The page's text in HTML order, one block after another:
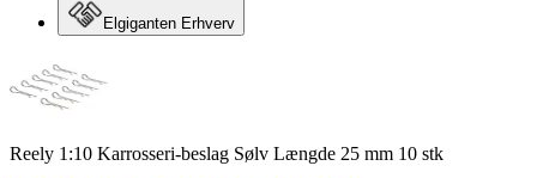
Elgiganten Erhverv
Reely 1:10 Karrosseri-beslag Sølv Længde 25 mm 10 stk